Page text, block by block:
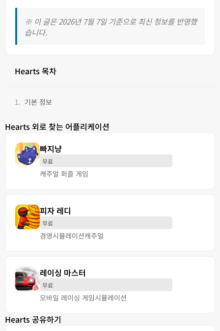
※ 이 글은 2026년 7월 7일 기준으로 최신 정보를 반영했
습니다.
Hearts 목차
기본 정보
Hearts 외로 찾는 어플리케이션
빠지냥
무료
캐주얼 퍼즐 게임
피자 레디
무료
경영시뮬레이션캐주얼
레이싱 마스터
무료
모바일 레이싱 게임시뮬레이션
Hearts 공유하기